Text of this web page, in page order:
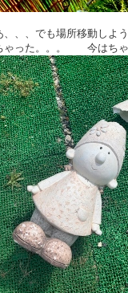
、、、でも場所移動しよ
ゃった。。。 今はちゃ